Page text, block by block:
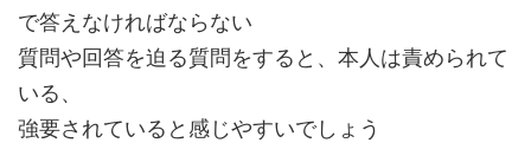
で答えなければならない
質問や回答を迫る質問をすると、本人は責められて
いる、
強要されていると感じやすいでしょう